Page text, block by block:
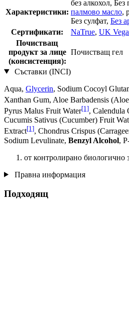
Характеристики:
без алкохол, Без
палмово масло,
Без сулфат, Без
Сертификати:
NaTrue, UK
Почистващ
продукт за лице
(консистенция):
Почистващ гел
Съставки (INCI)
Aqua, Glycerin, Sodium Cocoyl
Xanthan Gum, Aloe Barbadensis
Pyrus Malus Fruit Water[1], Calendula
Cucumis Sativus (Cucumber) Fruit
Extract[1], Chondrus Crispus
Sodium Levulinate, Benzyl Alcohol,
от контролирано биологично
Правна информация
Подходящ